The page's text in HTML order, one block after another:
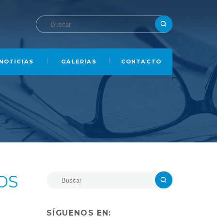
NOTICIAS GALERÍAS CONTACTO
SÍGUENOS EN: